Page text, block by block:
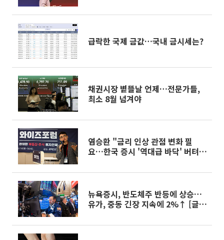
급락한 국제 금값…국내 금시세는?
채권시장 볕뜰날 언제…전문가들,
최소 8월 넘겨야
염승환 "금리 인상 관점 변화 필
요…한국 증시 '역대급 바닥' 버텨
뉴욕증시, 반도체주 반등에 상승…
유가, 중동 긴장 지속에 2%↑ [글로